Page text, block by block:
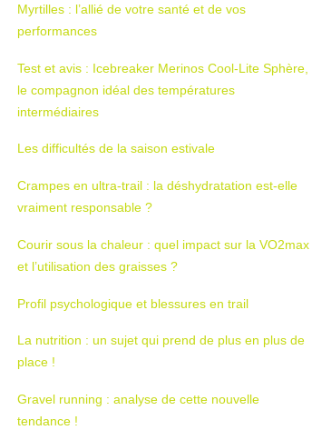
Myrtilles : l’allié de votre santé et de vos
performances
Test et avis : Icebreaker Merinos Cool-Lite Sphère,
le compagnon idéal des températures
intermédiaires
Les difficultés de la saison estivale
Crampes en ultra-trail : la déshydratation est-elle
vraiment responsable ?
Courir sous la chaleur : quel impact sur la VO2max
et l’utilisation des graisses ?
Profil psychologique et blessures en trail
La nutrition : un sujet qui prend de plus en plus de
place !
Gravel running : analyse de cette nouvelle
tendance !